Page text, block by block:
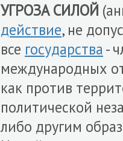
УГРОЗА СИЛОЙ
действие, не
все государства-
международных
как против
политической
либо другим